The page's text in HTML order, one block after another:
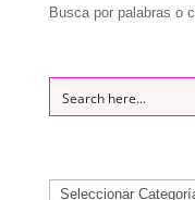
Busca por palabras o